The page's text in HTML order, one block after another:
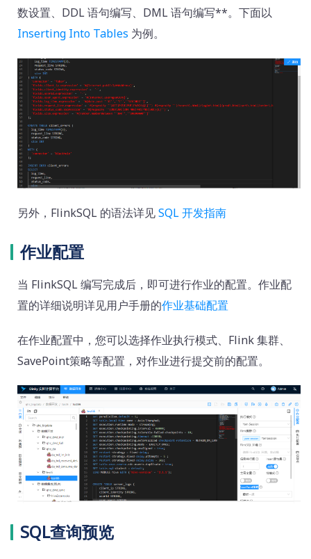
数设置、DDL 语句编写、DML 语句编写**。下面以
Inserting Into Tables 为例。
另外，FlinkSQL 的语法详见SQL 开发指南
作业配置
当 FlinkSQL 编写完成后，即可进行作业的配置。作业配
置的详细说明详见用户手册的作业基础配置
在作业配置中，您可以选择作业执行模式、Flink 集群、
SavePoint策略等配置，对作业进行提交前的配置。
SQL查询预览